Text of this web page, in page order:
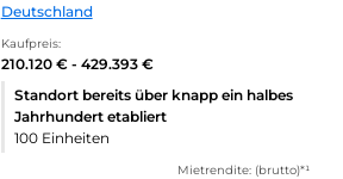
Deutschland
Kaufpreis:
210.120 € - 429.393 €
Standort bereits über knapp ein halbes
Jahrhundert etabliert
100 Einheiten
Mietrendite: (brutto)*¹